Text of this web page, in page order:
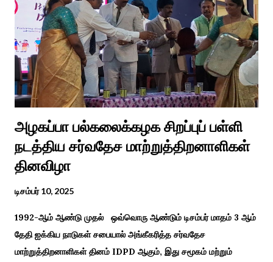
திருமணம் ஒன்றில் கொழுந்தியாள்கள் மூன்று பேர் இணைந்து
மாப்பிள்ளைக்கு ஆராத்தி எடுத்துள்ளனர். அப்போது மாப்பிள்ளையைக்
கேலியாக நகைச்சுவை உணர்வு பொங்க பாடிய வரிகளை வைத்து
அவர்கள் பாடிய பாடல் இணையதளத்தில் வைரலாகிறது.“மாடு மேய்த்த
மச்சான்” என...
அழகப்பா பல்கலைக்கழக சிறப்புப் பள்ளி
நடத்திய சர்வதேச மாற்றுத்திறனாளிகள்
தினவிழா
டிசம்பர் 10, 2025
1992-ஆம் ஆண்டு முதல் ஒவ்வொரு ஆண்டும் டிசம்பர் மாதம் 3 ஆம்
தேதி ஐக்கிய நாடுகள் சபையால் அங்கீகரித்த சர்வதேச
மாற்றுத்திறனாளிகள் தினம் IDPD ஆகும், இது சமூகம் மற்றும்